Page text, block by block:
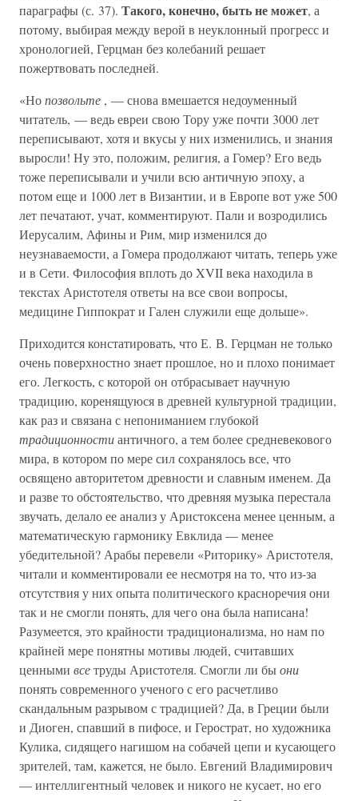
параграфы (с. 37). Такого, конечно, быть не может, а
потому, выбирая между верой в неуклонный прогресс и
хронологией, Герцман без колебаний решает
пожертвовать последней.
«Нопозвольте , — снова вмешается недоуменный
читатель, — ведь евреи свою Тору уже почти 3000 лет
переписывают, хотя и вкусы у них изменились, и знания
выросли! Ну это, положим, религия, а Гомер? Его ведь
тоже переписывали и учили всю античную эпоху, а
потом еще и 1000 лет в Византии, и в Европе вот уже 500
лет печатают, учат, комментируют. Пали и возродились
Иерусалим, Афины и Рим, мир изменился до
неузнаваемости, а Гомера продолжают читать, теперь уже
и в Сети. Философия вплоть до XVII века находила в
текстах Аристотеля ответы на все свои вопросы,
медицине Гиппократ и Гален служили еще дольше».
Приходится констатировать, что Е. В. Герцман не только
очень поверхностно знает прошлое, но и плохо понимает
его. Легкость, с которой он отбрасывает научную
традицию, коренящуюся в древней культурной традиции,
как раз и связана с непониманием глубокой
традиционностиантичного, а тем более средневекового
мира, в котором по мере сил сохранялось все, что
освящено авторитетом древности и славным именем. Да
и разве то обстоятельство, что древняя музыка перестала
звучать, делало ее анализ у Аристоксена менее ценным, а
математическую гармонику Евклида — менее
убедительной? Арабы перевели «Риторику» Аристотеля,
читали и комментировали ее несмотря на то, что из-за
отсутствия у них опыта политического красноречия они
так и не смогли понять, для чего она была написана!
Разумеется, это крайности традиционализма, но нам по
крайней мере понятны мотивы людей, считавших
ценными всетруды Аристотеля. Смогли ли быони
понять современного ученого с его расчетливо
скандальным разрывом с традицией? Да, в Греции были
и Диоген, спавший в пифосе, и Герострат, но художника
Кулика, сидящего нагишом на собачей цепи и кусающего
зрителей, там, кажется, не было. Евгений Владимирович
— интеллигентный человек и никого не кусает, но его